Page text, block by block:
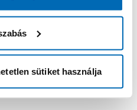
sütiket használja